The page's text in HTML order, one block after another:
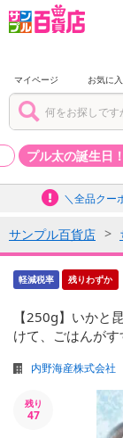
マイページ お気に
プル太の誕生日！
＼全品クー
サンプル百貨店
軽減税率 残りわずか
【250g】いかと
けて、ごはんがす
内野海産株式会社
残り
47